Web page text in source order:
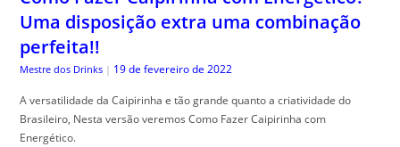
Uma disposição extra uma combinação
perfeita!!
Mestre dos Drinks | 19 de fevereiro de 2022
A versatilidade da Caipirinha e tão grande quanto a criatividade do
Brasileiro, Nesta versão veremos Como Fazer Caipirinha com
Energético.